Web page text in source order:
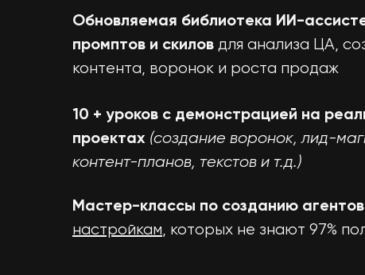
Мастер-классы по созданию агентов
настройкам, которых не знают 97%
10 + уроков с демонстрацией на
проектах (создание воронок, лид-
контент-планов, текстов и т.д.)
Обновляемая библиотека ИИ-
промптов и скилов для анализа ЦА,
контента, воронок и роста продаж